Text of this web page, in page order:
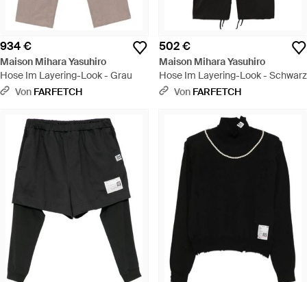
934 €
Maison Mihara Yasuhiro
Hose Im Layering-Look - Grau
Von FARFETCH
502 €
Maison Mihara Yasuhiro
Hose Im Layering-Look - Schwarz
Von FARFETCH